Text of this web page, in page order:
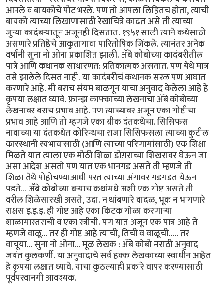
आपले व बायकोचे पोट भरले. पण तो आपला लिहितच होता, त्याची
बायको त्याच्या लिखाणासाठी रेखाचित्रे काढत असे ती त्याच्या
जुन्या कादंबऱ्यातून अजूनही दिसतात. १९५१ साली त्याने कथेसाठी
असणारे प्रतिष्ठेचे आकुतागावा पारितोषिक जिंकले. त्यानंतर अनेक
वर्षांनी सुना नो ओना प्रकाशित झाली. ॲबे कोबोच्या कादंबरीतील
पात्रे आणि कथानक साधारणत: प्रतिकात्मक असतात. पण येथे मात्र
तसे झालेले दिसत नाही. या कादंबरीचं कथानक सरळ पण आघात
करणारे आहे. मी बराच संयम बाळगून याचा अनुवाद केलेला आहे हे
कृपया लक्षात घ्यावे. फ्रान्झ काफ्काच्या लेखनाचा ॲबे कोबोच्या
लेखनावर बराच प्रभाव आहे. पण त्याच्यावर अजून एका गोष्टीचा
प्रभाव आहे आणि तो म्हणजे एका ग्रीक दंतकथेचा. सिसिफस
नावाच्या या दंतकथेत कोरिन्थचा राजा सिसिफसला त्याच्या कुटील
कारस्थानी स्वभावासाठी (आणि त्याच्या परिणामांसाठी) एक शिक्षा
मिळते यात त्याला एक मोठी शिळा डोग़राच्या शिखरावर घेऊन जा
असा आदेश असतो पण यात एक भानगड असते ती म्हणजे ती
शिळा तेथे पोहोचण्याआधी परत त्याच्या अंगावर गडगडत येऊन
पडते... ॲबे कोबोच्या बऱ्याच कथांमधे अशी एक गोष्ट असते ती
वरील शिळेसारखी असते, उदा. न थांबणारे वादळ, भूक न भागणारे
राक्षस इ.इ.इ. ही गोष्ट आहे एका किटक गोळा करणाऱ्या
शाळामास्तराची व एका स्त्रीची. पण यात अजून एक पात्र आहे ते
म्हणजे वाळू... तर ही गोष्ट आहे त्याची, तिची व वाळूची..... तर
वाचूया... सुना नो ओना... मूळ लेखक : ॲबे कोबो मराठी अनुवाद :
जयंत कुलकर्णी. या अनुवादाचे सर्व हक्क लेखकाच्या स्वाधीन आहेत
हे कृपया लक्षात घ्यावे. याचा कुठल्याही प्रकारे वापर करण्यासाठी
पूर्वपरवानगी आवश्यक.